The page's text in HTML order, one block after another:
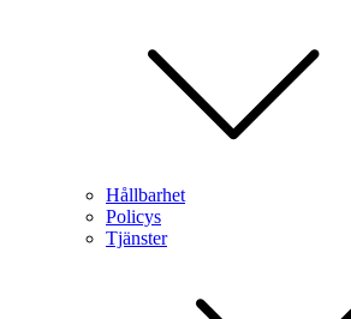
Hållbarhet
Policys
Tjänster